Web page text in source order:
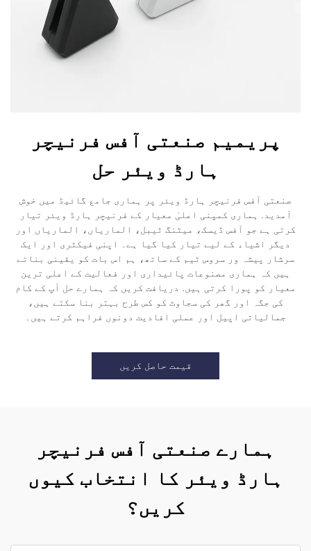
پریمیم صنعتی آفس فرنیچر
ہارڈ ویئر حل
صنعتی آفس فرنیچر ہارڈ ویئر پر ہماری جامع گائیڈ میں خوش
آمدید. ہماری کمپنی اعلیٰ معیار کے فرنیچر ہارڈ ویئر تیار
کرتی ہے جو آفس ڈیسک، میٹنگ ٹیبل، الماریاں، الماریاں اور
دیگر اشیاء کے لیے تیار کیا گیا ہے۔ اپنی فیکٹری اور ایک
سرشار پیشہ ور سروس ٹیم کے ساتھ، ہم اس بات کو یقینی بناتے
ہیں کہ ہماری مصنوعات پائیداری اور فعالیت کے اعلی ترین
معیار کو پورا کرتی ہیں. دریافت کریں کہ ہمارے حل آپ کے کام
کی جگہ اور گھر کی سجاوٹ کو کس طرح بہتر بنا سکتے ہیں،
جمالیاتی اپیل اور عملی افادیت دونوں فراہم کرتے ہیں۔
قیمت حاصل کریں
ہمارے صنعتی آفس فرنیچر
ہارڈ ویئر کا انتخاب کیوں
کریں؟